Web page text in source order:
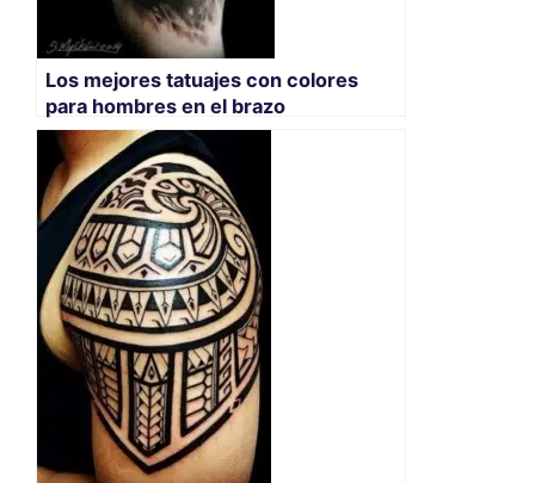
Los mejores tatuajes con colores
para hombres en el brazo